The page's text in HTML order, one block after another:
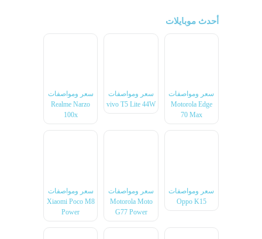
أحدث موبايلات
سعر ومواصفات
Motorola Edge
70 Max
سعر ومواصفات
vivo T5 Lite 44W
سعر ومواصفات
Realme Narzo
100x
سعر ومواصفات
Oppo K15
سعر ومواصفات
Motorola Moto
G77 Power
سعر ومواصفات
Xiaomi Poco M8
Power